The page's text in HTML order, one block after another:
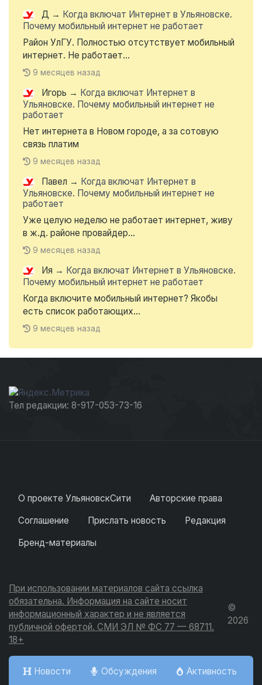
Д → Когда включат Интернет в Ульяновске.
Почему мобильный интернет не работает
Район УлГУ. Полностью отсутствует мобильный
интернет. Не работает...
9 месяцев назад
Игорь → Когда включат Интернет в
Ульяновске. Почему мобильный интернет не
работает
Нет интернета в Новом городе, а за сотовую
связь платим
9 месяцев назад
Павел → Когда включат Интернет в
Ульяновске. Почему мобильный интернет не
работает
Уже целую неделю не работает интернет, живу
в ж.д. районе провайдер...
9 месяцев назад
Ия → Когда включат Интернет в Ульяновске.
Почему мобильный интернет не работает
Когда включите мобильный интернет? Якобы
есть список работающих...
9 месяцев назад
Тел редакции: 8-917-053-73-16
О проекте УльяновскСити
Авторские права
Соглашение
Прислать новость
Редакция
Бренд-материалы
При использовании материалов сайта ссылка
обязательна. Информация на сайте носит
информационный характер и не является
публичной офертой. СМИ ЭЛ № ФС 77 — 68711.
18+
©
2026
Новости Обсуждения Активность